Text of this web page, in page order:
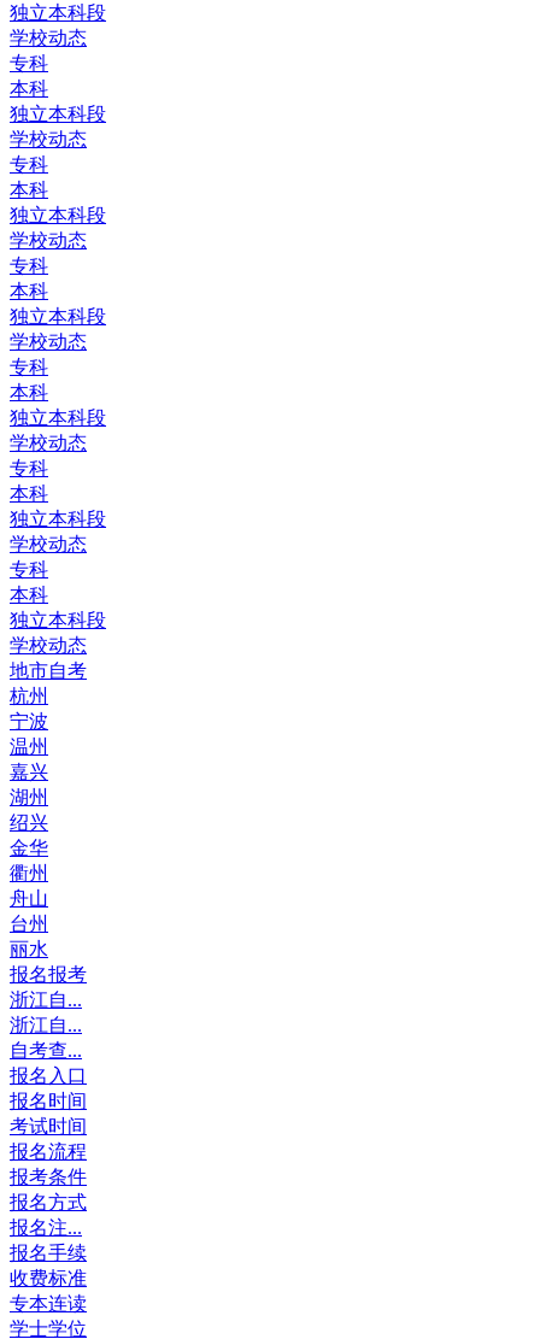
独立本科段
学校动态
专科
本科
独立本科段
学校动态
专科
本科
独立本科段
学校动态
专科
本科
独立本科段
学校动态
专科
本科
独立本科段
学校动态
专科
本科
独立本科段
学校动态
专科
本科
独立本科段
学校动态
地市自考
杭州
宁波
温州
嘉兴
湖州
绍兴
金华
衢州
舟山
台州
丽水
报名报考
浙江自...
浙江自...
自考查...
报名入口
报名时间
考试时间
报名流程
报考条件
报名方式
报名注...
报名手续
收费标准
专本连读
学士学位